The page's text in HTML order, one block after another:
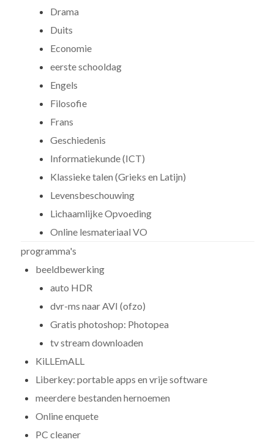
Drama
Duits
Economie
eerste schooldag
Engels
Filosofie
Frans
Geschiedenis
Informatiekunde (ICT)
Klassieke talen (Grieks en Latijn)
Levensbeschouwing
Lichaamlijke Opvoeding
Online lesmateriaal VO
programma's
beeldbewerking
auto HDR
dvr-ms naar AVI (ofzo)
Gratis photoshop: Photopea
tv stream downloaden
KiLLEmALL
Liberkey: portable apps en vrije software
meerdere bestanden hernoemen
Online enquete
PC cleaner